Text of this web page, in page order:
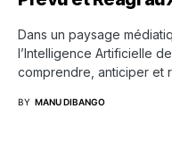
Dans un paysage
l’Intelligence Artificielle
comprendre, anticiper et
BY MANU DIBANGO